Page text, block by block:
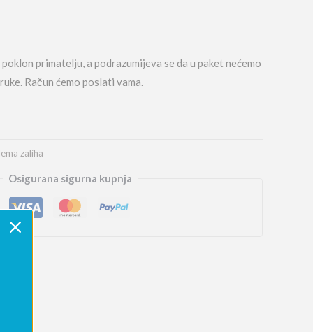
primatelju, a podrazumijeva se da u paket nećemo
Račun ćemo poslati vama.
zaliha
Osigurana sigurna kupnja